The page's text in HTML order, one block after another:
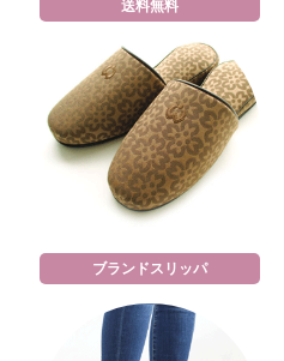
送料無料
ブランドスリッパ